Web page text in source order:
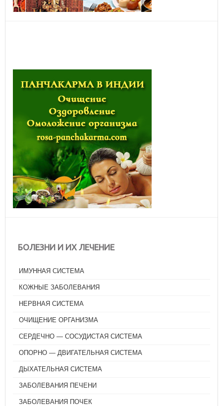
БОЛЕЗНИ И ИХ ЛЕЧЕНИЕ
ИМУННАЯ СИСТЕМА
КОЖНЫЕ ЗАБОЛЕВАНИЯ
НЕРВНАЯ СИСТЕМА
ОЧИЩЕНИЕ ОРГАНИЗМА
СЕРДЕЧНО — СОСУДИСТАЯ СИСТЕМА
ОПОРНО — ДВИГАТЕЛЬНАЯ СИСТЕМА
ДЫХАТЕЛЬНАЯ СИСТЕМА
ЗАБОЛЕВАНИЯ ПЕЧЕНИ
ЗАБОЛЕВАНИЯ ПОЧЕК